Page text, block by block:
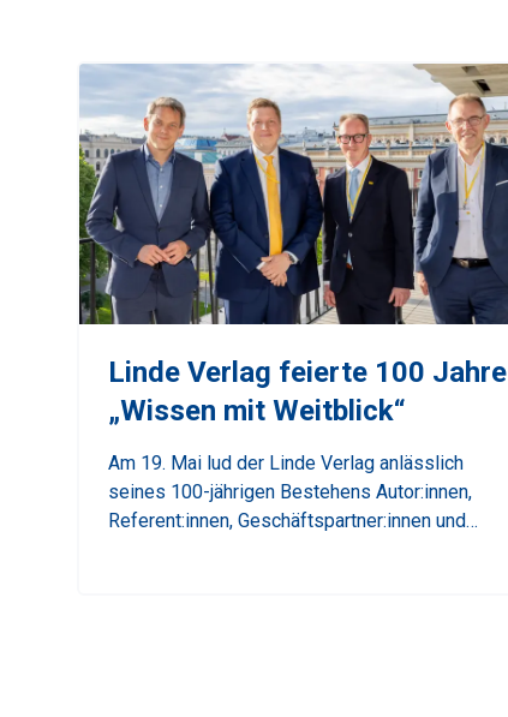
Linde Verlag feierte 100 Jahre
„Wissen mit Weitblick“
Am 19. Mai lud der Linde Verlag anlässlich
seines 100-jährigen Bestehens Autor:innen,
Referent:innen, Geschäftspartner:innen und